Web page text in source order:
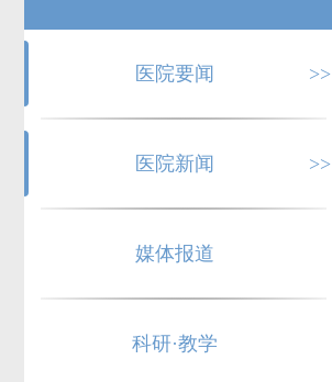
医院要闻 >>
医院新闻 >>
媒体报道
科研·教学